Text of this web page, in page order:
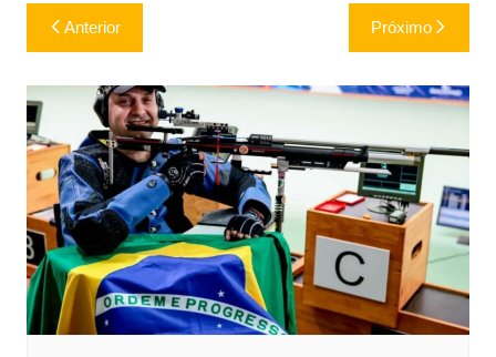
Navegação
de
Post
Anterior Próximo